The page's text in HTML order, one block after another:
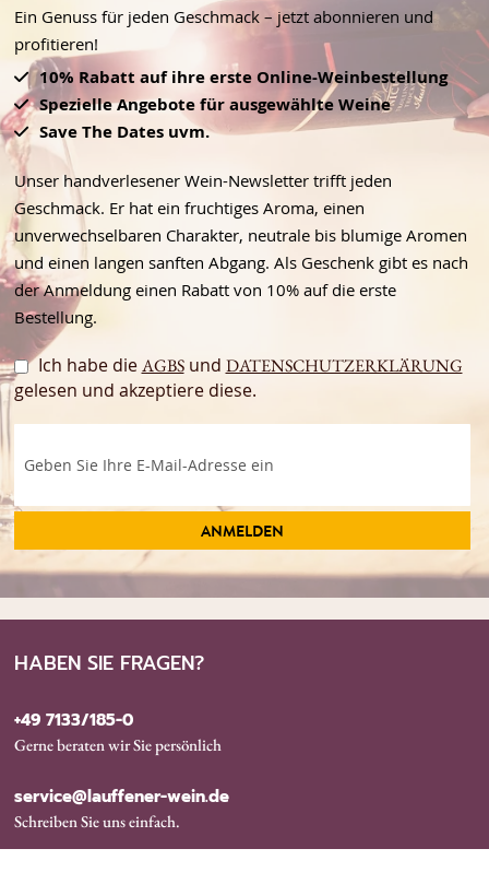
Ein Genuss für jeden Geschmack – jetzt abonnieren und
profitieren!
10% Rabatt auf ihre erste Online-Weinbestellung
Spezielle Angebote für ausgewählte Weine
Save The Dates uvm.
Unser handverlesener Wein-Newsletter trifft jeden
Geschmack. Er hat ein fruchtiges Aroma, einen
unverwechselbaren Charakter, neutrale bis blumige Aromen
und einen langen sanften Abgang. Als Geschenk gibt es nach
der Anmeldung einen Rabatt von 10% auf die erste
Bestellung.
Ich habe dieAGBSund DATENSCHUTZERKLÄRUNG
gelesen und akzeptiere diese.
ANMELDEN
HABEN SIE FRAGEN?
+49 7133/185-0
Gerne beraten wir Sie persönlich
service@lauffener-wein.de
Schreiben Sie uns einfach.